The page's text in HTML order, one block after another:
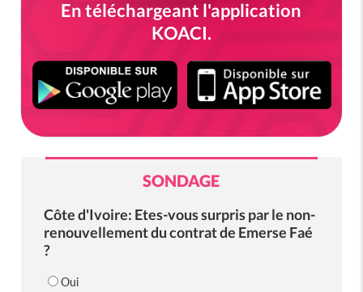
En téléchargeant l'application
KOACI.
SONDAGE
Côte d'Ivoire: Etes-vous surpris par le non-
renouvellement du contrat de Emerse Faé
?
Oui